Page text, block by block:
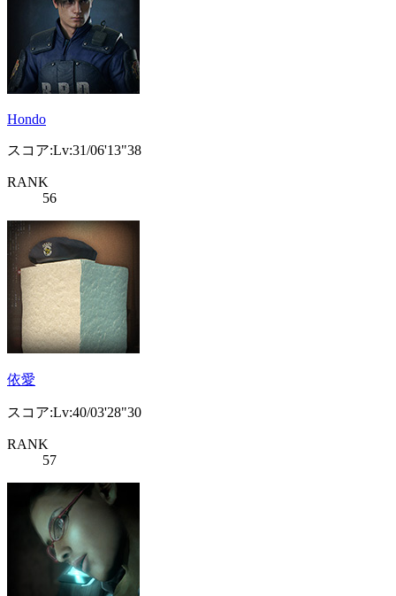
Hondo
スコア:Lv:31/06'13"38
RANK
56
依愛
スコア:Lv:40/03'28"30
RANK
57